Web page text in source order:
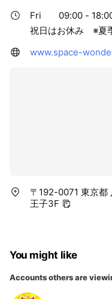
Fri
09:00 -
祝日はお休み ※夏
www.space-
〒192-0071 東京都
王子3F
You might like
Accounts others are